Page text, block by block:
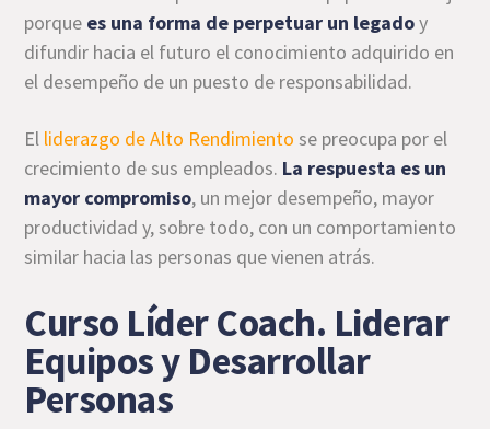
porque es una forma de perpetuar un legadoy
difundir hacia el futuro el conocimiento adquirido en
el desempeño de un puesto de responsabilidad.
El liderazgo de Alto Rendimiento se preocupa por el
crecimiento de sus empleados. La respuesta es un
mayor compromiso, un mejor desempeño, mayor
productividad y, sobre todo, con un comportamiento
similar hacia las personas que vienen atrás.
Curso Líder Coach. Liderar
Equipos y Desarrollar
Personas